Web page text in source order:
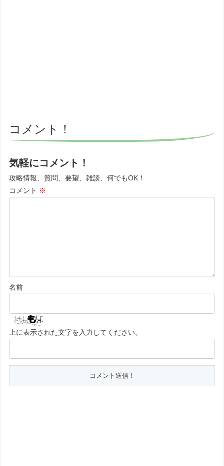
コメント！
気軽にコメント！
攻略情報、質問、要望、雑談、何でもOK！
コメント ※
名前
上に表示された文字を入力してください。